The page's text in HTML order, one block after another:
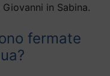
in Sabina.
fermate